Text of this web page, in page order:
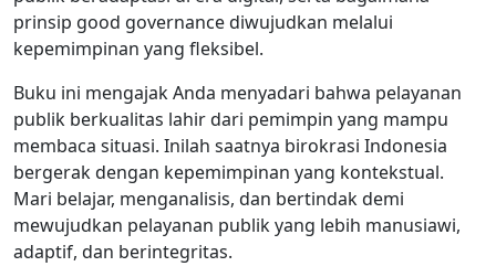
prinsip good governance diwujudkan melalui
kepemimpinan yang fleksibel.
Buku ini mengajak Anda menyadari bahwa pelayanan
publik berkualitas lahir dari pemimpin yang mampu
membaca situasi. Inilah saatnya birokrasi Indonesia
bergerak dengan kepemimpinan yang kontekstual.
Mari belajar, menganalisis, dan bertindak demi
mewujudkan pelayanan publik yang lebih manusiawi,
adaptif, dan berintegritas.